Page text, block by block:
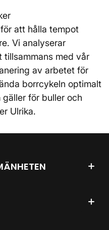
att hålla tempot
Vi analyserar
med vår
av arbetet för
borrcykeln optimalt
för buller och
Ulrika.